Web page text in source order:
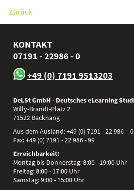
Zurück
KONTAKT
07191 - 22986 - 0
+49 (0) 7191 9513203
DeLSt GmbH - Deutsches eLearning
Willy-Brandt-Platz 2
71522 Backnang
Aus dem Ausland:+49 (0) 7191 - 22 986 – 0
Fax:+49 (0) 7191 - 22 986 - 99
Erreichbarkeit:
Montag bis Donnerstag: 8:00 - 19:00 Uhr
Freitag: 8:00 - 17:00 Uhr
Samstag: 9:00 - 15:00 Uhr